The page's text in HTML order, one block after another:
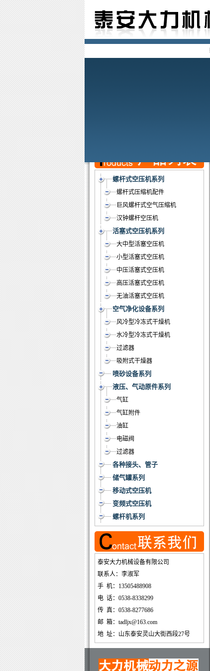
螺杆式空压机系列
螺杆式压缩机配件
巨风螺杆式空气压缩机
汉钟螺杆空压机
活塞式空压机系列
大中型活塞空压机
小型活塞式空压机
中压活塞式空压机
高压活塞式空压机
无油活塞式空压机
空气净化设备系列
风冷型冷冻式干燥机
水冷型冷冻式干燥机
过滤器
吸附式干燥器
喷砂设备系列
液压、气动原件系列
气缸
气缸附件
油缸
电磁阀
过滤器
各种接头、管子
储气罐系列
移动式空压机
变频式空压机
螺杆机系列
泰安大力机械设备有限公司
联系人：李淑军
手 机：13505488908
电 话：0538-8338299
传 真：0538-8277686
邮 箱：tadljx@163.com
地 址：山东泰安灵山大街西段27号